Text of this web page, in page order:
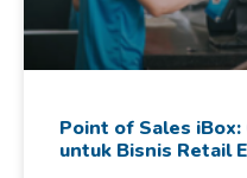
Point of Sales
untuk Bisnis Retail